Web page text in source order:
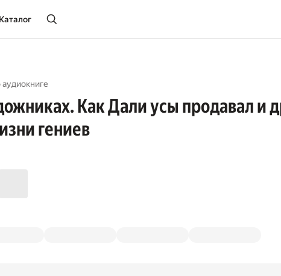
Каталог
Как Дали усы продавал и
гениев